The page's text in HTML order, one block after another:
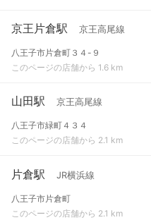
京王片倉駅 京王高尾線
八王子市片倉町３４-９
このページの店舗から 1.6 km
山田駅 京王高尾線
八王子市緑町４３４
このページの店舗から 2.1 km
片倉駅 JR横浜線
八王子市片倉町
このページの店舗から 2.1 km